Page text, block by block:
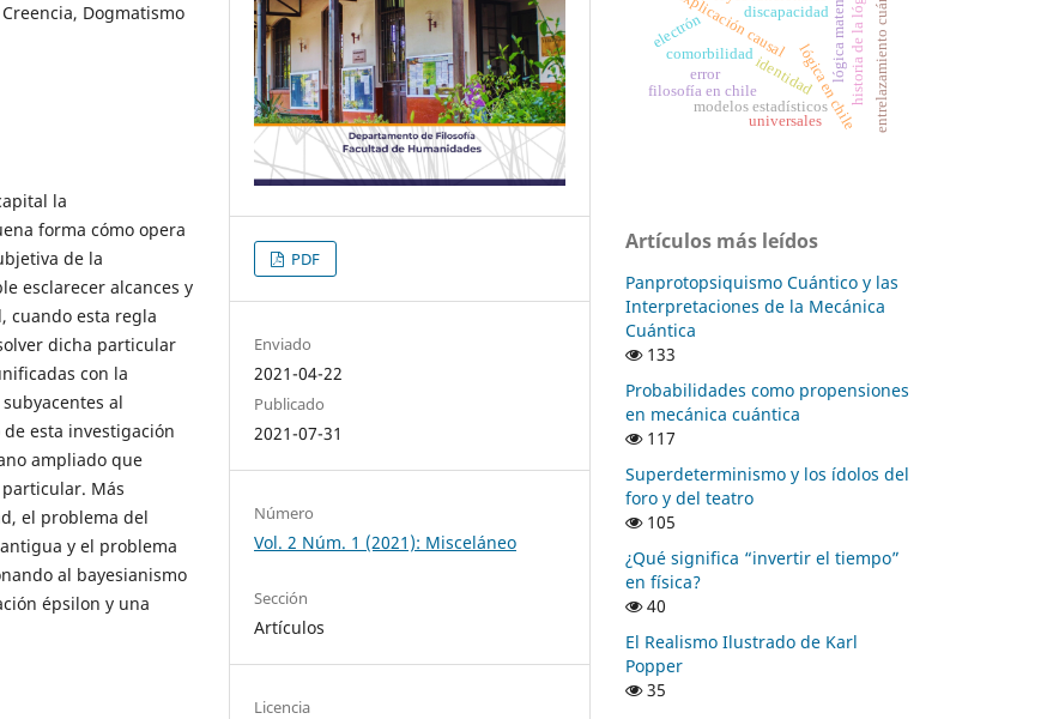
Dogmatismo
la
forma cómo opera
de la
esclarecer alcances y
cuando esta regla
dicha particular
con la
al
esta investigación
ampliado que
Más
el problema del
y el problema
al bayesianismo
épsilon y una
PDF
Enviado
2021-04-22
Publicado
2021-07-31
Número
Vol. 2 Núm. 1 (2021): Misceláneo
Sección
Artículos
Licencia
filosofía en chile lógica en chile
identidad historia de la lógica
modelos estadísticos
error
explicación causaldiscapacidad
comorbilidad
universales
electrón entrelazamiento cuántico
Artículos más leídos
Panprotopsiquismo Cuántico y las
Interpretaciones de la Mecánica
Cuántica
133
Probabilidades como propensiones
en mecánica cuántica
117
Superdeterminismo y los ídolos del
foro y del teatro
105
¿Qué significa “invertir el tiempo”
en física?
40
El Realismo Ilustrado de Karl
Popper
35